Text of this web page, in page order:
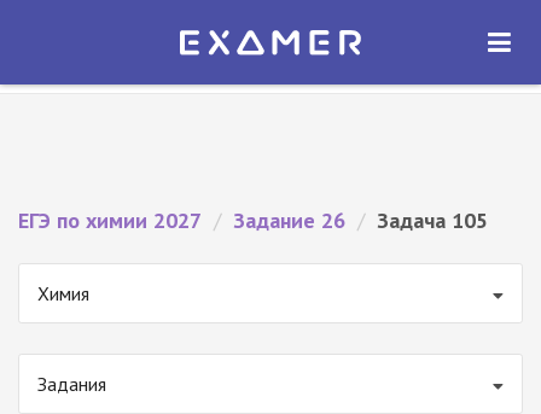
Экзамер — ЕГЭ 2027
ОТКРЫТЬ
ЕГЭ по химии 2027 / Задание 26 / Задача 105
Химия
Задания